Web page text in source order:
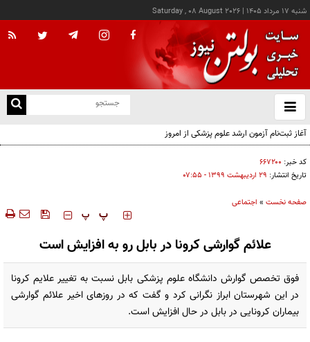
شنبه ۱۷ مرداد ۱۴۰۵ |
Saturday , 08 August 2026
باز
و
آغاز ثبت‌نام آزمون ارشد علوم پزشکی از امروز
کد خبر: ۶۶۷۲۰۰
تاریخ انتشار: ۲۹ ارديبهشت ۱۳۹۹ - ۰۷:۵۵
صفحه نخست » اجتماعی
‍‍‍ پ پ
علائم گوارشی کرونا در بابل رو به افزایش است
فوق تخصص گوارش دانشگاه علوم پزشکی بابل نسبت به تغییر علایم کرونا
در این شهرستان ابراز نگرانی کرد و گفت که در روزهای اخیر علائم گوارشی
بیماران کرونایی در بابل در حال افزایش است.